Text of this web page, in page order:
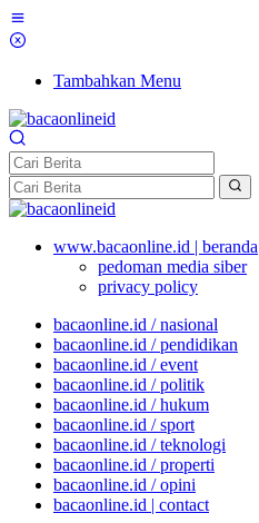
Tambahkan Menu
www.bacaonline.id | beranda
pedoman media siber
privacy policy
bacaonline.id / nasional
bacaonline.id / pendidikan
bacaonline.id / event
bacaonline.id / politik
bacaonline.id / hukum
bacaonline.id / sport
bacaonline.id / teknologi
bacaonline.id / properti
bacaonline.id / opini
bacaonline.id | contact